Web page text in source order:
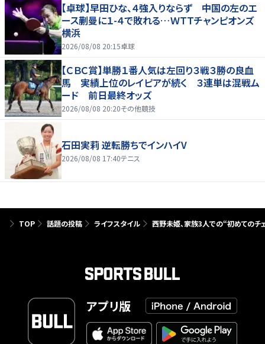
【卓球】早田ひな、４強入りならず 中国の左のエ
ース蒯曼に１-４で敗れる…ＷＴＴチャンピオンズ
横浜
2026/08/08 20:15卓球
【ＣＢＣ賞】単勝１番人気は左回り３戦３勝の良血
馬 実績上位のレイピアが続く ３連単は混戦ム
ード 前日最終オッズ
2026/08/08 20:20その他競技
石田実莉 逆転勝ちでインハイV
2026/08/08 17:40テニス
TOP 話題の投稿 ライフスタイル 西野未姫、家族3人での“初めてのチ
アプリ版